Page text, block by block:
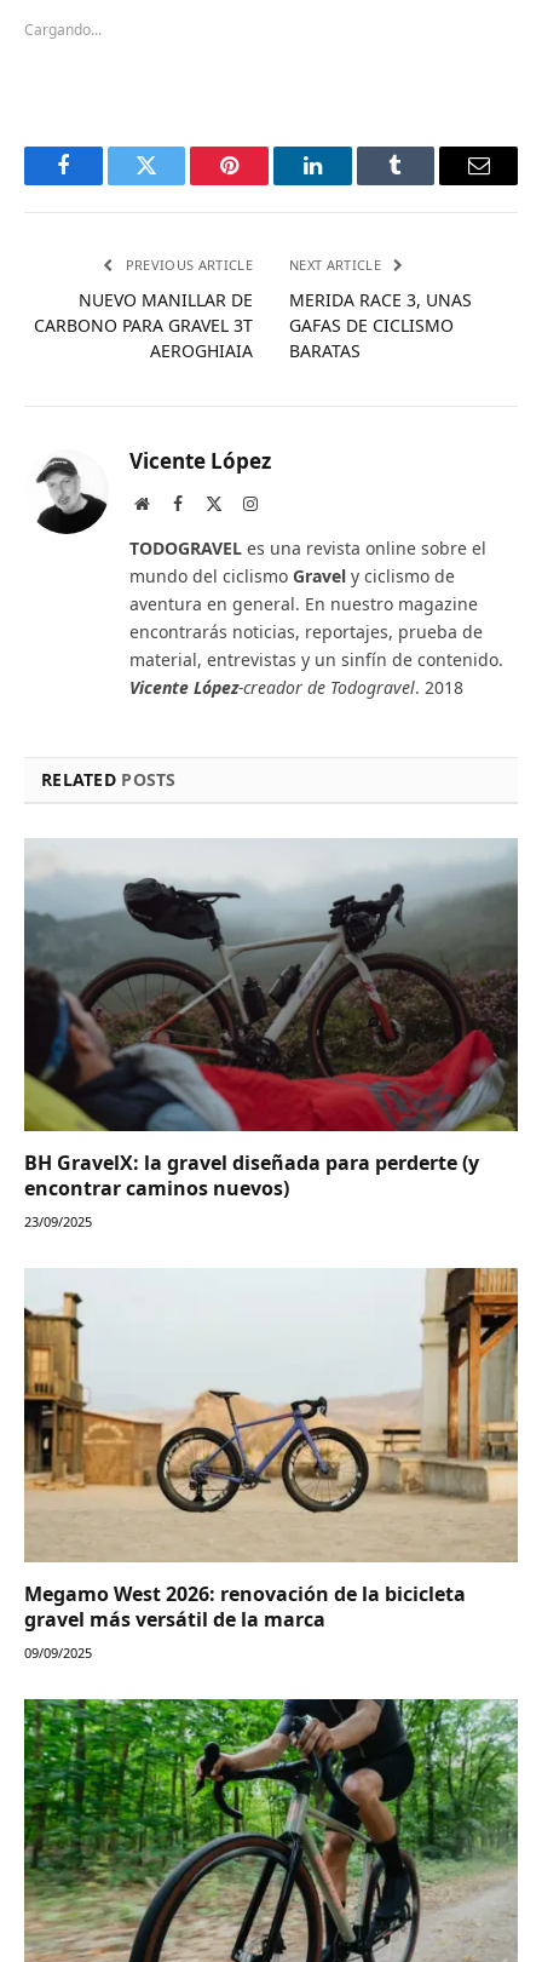
Cargando...
FacebookTwitter Pinterest LinkedInTumblr Email
PREVIOUS ARTICLE
NUEVO MANILLAR DE
CARBONO PARA GRAVEL 3T
AEROGHIAIA
NEXT ARTICLE
MERIDA RACE 3, UNAS
GAFAS DE CICLISMO
BARATAS
Vicente López
WebsiteFacebook Instagram
TODOGRAVEL es una revista online sobre el
mundo del ciclismo Gravel y ciclismo de
aventura en general. En nuestro magazine
encontrarás noticias, reportajes, prueba de
material, entrevistas y un sinfín de contenido.
Vicente López-creador de Todogravel. 2018
RELATED POSTS
BH GravelX: la gravel diseñada para perderte (y
encontrar caminos nuevos)
23/09/2025
Megamo West 2026: renovación de la bicicleta
gravel más versátil de la marca
09/09/2025